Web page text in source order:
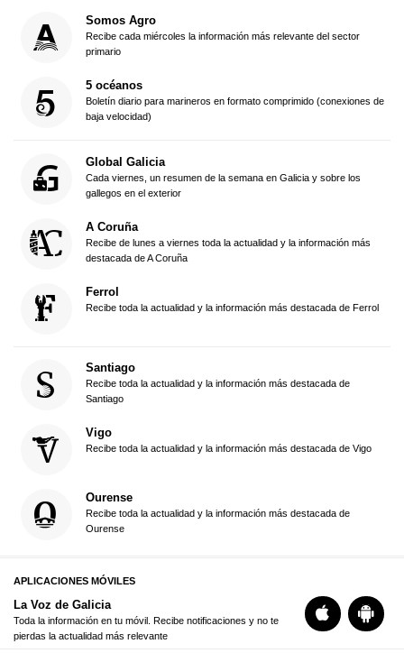
Somos Agro
Recibe cada miércoles la información más relevante del sector
primario
5 océanos
Boletín diario para marineros en formato comprimido (conexiones de
baja velocidad)
Global Galicia
Cada viernes, un resumen de la semana en Galicia y sobre los
gallegos en el exterior
A Coruña
Recibe de lunes a viernes toda la actualidad y la información más
destacada de A Coruña
Ferrol
Recibe toda la actualidad y la información más destacada de Ferrol
Santiago
Recibe toda la actualidad y la información más destacada de
Santiago
Vigo
Recibe toda la actualidad y la información más destacada de Vigo
Ourense
Recibe toda la actualidad y la información más destacada de
Ourense
APLICACIONES MÓVILES
La Voz de Galicia
Toda la información en tu móvil. Recibe notificaciones y no te
pierdas la actualidad más relevante